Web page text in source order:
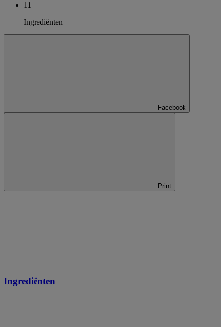
11
Ingrediënten
Facebook
Print
Ingrediënten